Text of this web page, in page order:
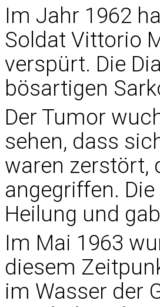
Im Jahr 1962
Soldat Vittorio
verspürt. Die
bösartigen
Der Tumor
sehen, dass
waren zerstört,
angegriffen.
Heilung und
Im Mai 1963
diesem
im Wasser der